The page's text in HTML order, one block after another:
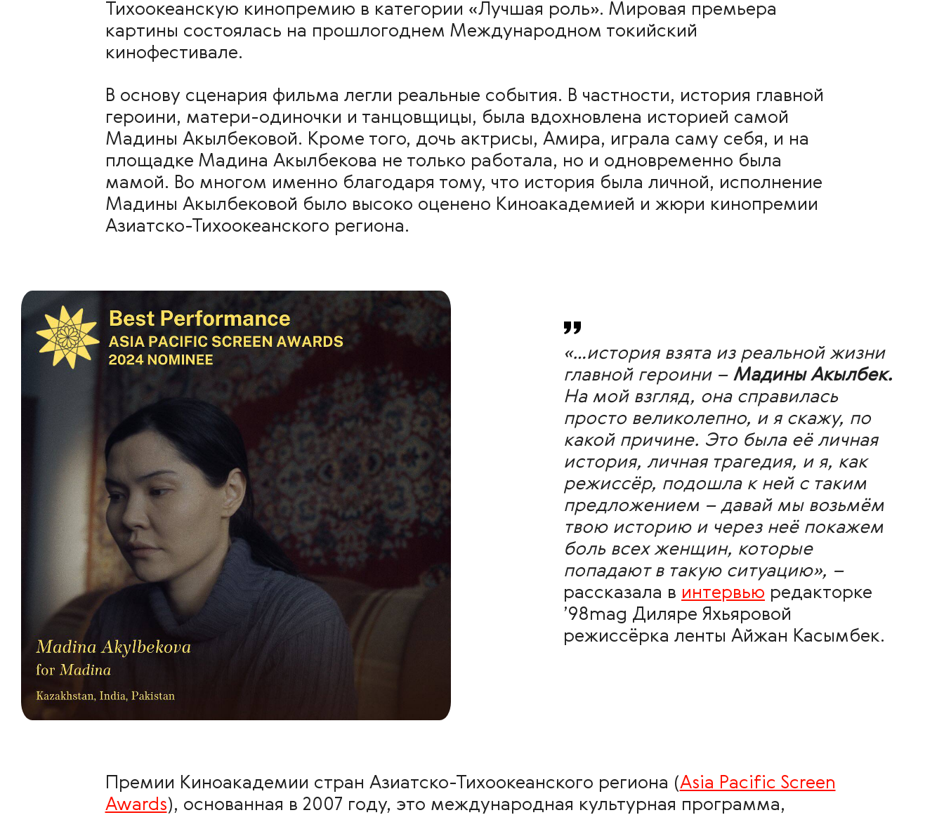
Тихоокеанскую кинопремию в категории «Лучшая роль». Мировая премьера
картины состоялась на прошлогоднем Международном токийский
кинофестивале.
В основу сценария фильма легли реальные события. В частности, история главной
героини, матери-одиночки и танцовщицы, была вдохновлена историей самой
Мадины Акылбековой. Кроме того, дочь актрисы, Амира, играла саму себя, и на
площадке Мадина Акылбекова не только работала, но и одновременно была
мамой. Во многом именно благодаря тому, что история была личной, исполнение
Мадины Акылбековой было высоко оценено Киноакадемией и жюри кинопремии
Азиатско-Тихоокеанского региона.
«…история взята из реальной жизни
главной героини – Мадины Акылбек.
На мой взгляд, она справилась
просто великолепно, и я скажу, по
какой причине. Это была её личная
история, личная трагедия, и я, как
режиссёр, подошла к ней с таким
предложением – давай мы возьмём
твою историю и через неё покажем
боль всех женщин, которые
попадают в такую ситуацию», –
рассказала в интервью редакторке
’98mag Диляре Яхьяровой
режиссёрка ленты Айжан Касымбек.
Премии Киноакадемии стран Азиатско-Тихоокеанского региона (Asia Pacific Screen
Awards), основанная в 2007 году, это международная культурная программа,